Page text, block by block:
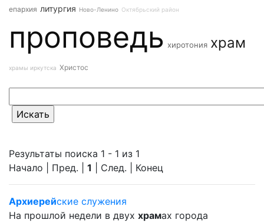
епархия литургия Ново-Ленино Октябрьский район
проповедь хиротония храм
храмы иркутска Христос
Результаты поиска 1 - 1 из 1
Начало | Пред. | 1 | След. | Конец
Архиерейские служения
На прошлой недели в двух храмах города